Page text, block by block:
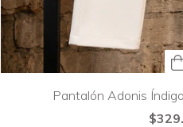
Pantalón Adonis